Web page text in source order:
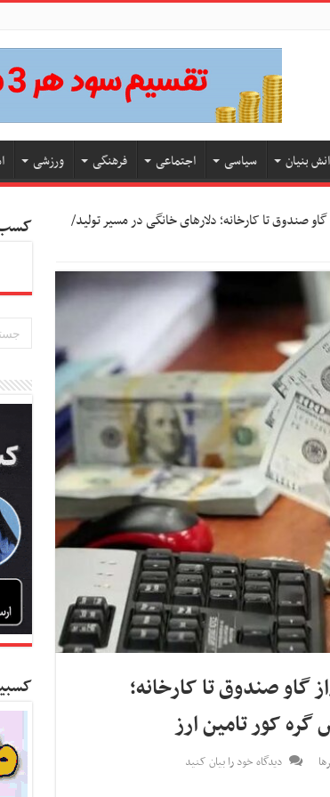
بنیان سیاسی اجتماعی فرهنگی ورزشی
صندوق تا کارخانه؛ دلارهای خانگی در مسیر تولید/
گاو صندوق تا کارخانه؛
کور تامین ارز
دیدگاه خود را بیان کنید
کسب